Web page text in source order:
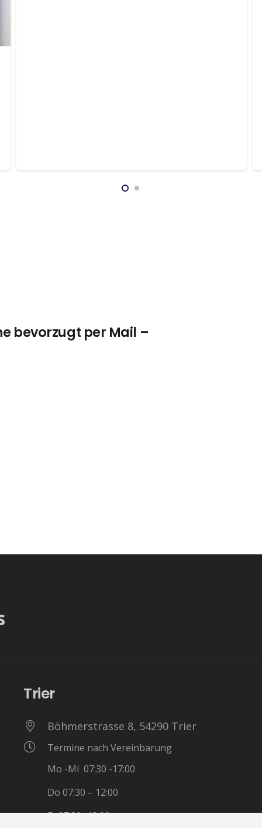
bevorzugt per Mail –
Trier
Böhmerstrasse 8, 54290 Trier
Termine nach Vereinbarung
Mo -Mi 07:30 -17:00
Do 07:30 – 12:00
Fr 07:30 -13:00